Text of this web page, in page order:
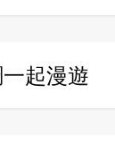
起漫遊